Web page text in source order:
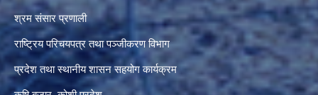
श्रम संसार प्रणाली
राष्ट्रिय परिचयपत्र तथा पञ्जीकरण विभाग
प्रदेश तथा स्थानीय शासन सहयोग कार्यक्रम